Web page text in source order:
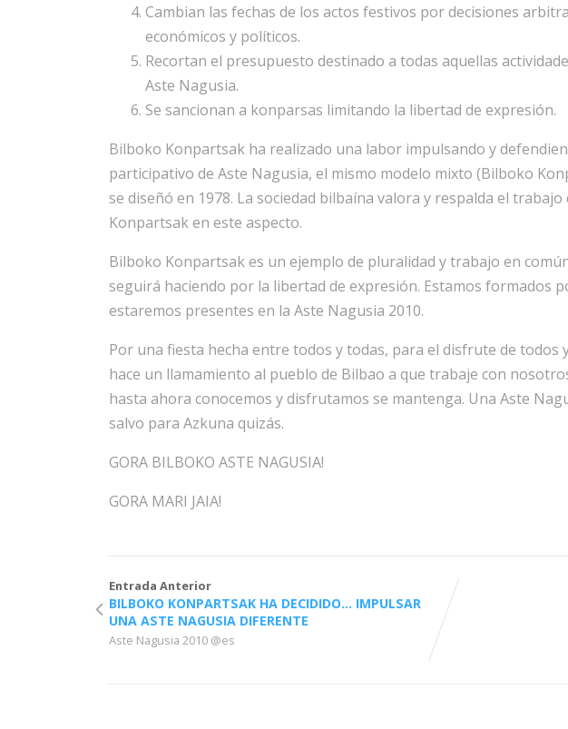
Cambian las fechas de los actos festivos por decisiones
económicos y políticos.
Recortan el presupuesto destinado a todas aquellas
Aste Nagusia.
Se sancionan a konparsas limitando la libertad de expresión.
Bilboko Konpartsak ha realizado una labor impulsando y
participativo de Aste Nagusia, el mismo modelo mixto (Bilboko
se diseñó en 1978. La sociedad bilbaína valora y respalda el
Konpartsak en este aspecto.
Bilboko Konpartsak es un ejemplo de pluralidad y trabajo en
seguirá haciendo por la libertad de expresión. Estamos formados
estaremos presentes en la Aste Nagusia 2010.
Por una fiesta hecha entre todos y todas, para el disfrute de todos
hace un llamamiento al pueblo de Bilbao a que trabaje con
hasta ahora conocemos y disfrutamos se mantenga. Una Aste
salvo para Azkuna quizás.
GORA BILBOKO ASTE NAGUSIA!
GORA MARI JAIA!
Entrada Anterior
BILBOKO KONPARTSAK HA DECIDIDO… IMPULSAR
UNA ASTE NAGUSIA DIFERENTE
Aste Nagusia 2010 @es